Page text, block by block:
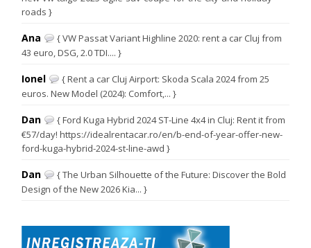
roads }
Ana
{ VW Passat Variant Highline 2020: rent a car Cluj from
43 euro, DSG, 2.0 TDI.... }
Ionel
{ Rent a car Cluj Airport: Skoda Scala 2024 from 25
euros. New Model (2024): Comfort,... }
Dan
{ Ford Kuga Hybrid 2024 ST-Line 4x4 in Cluj: Rent it from
€57/day! https://idealrentacar.ro/en/b-end-of-year-offer-new-
ford-kuga-hybrid-2024-st-line-awd }
Dan
{ The Urban Silhouette of the Future: Discover the Bold
Design of the New 2026 Kia... }